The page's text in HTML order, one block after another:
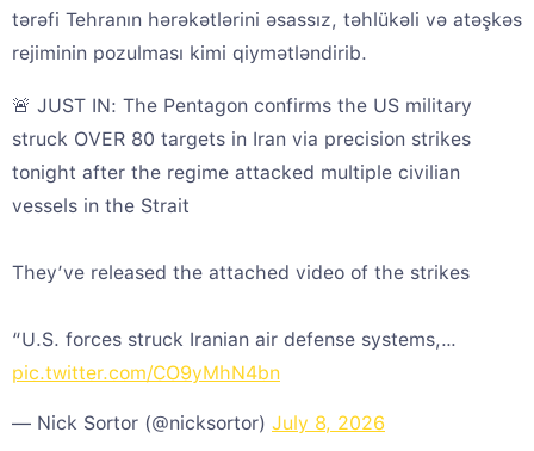
tərəfi Tehranın hərəkətlərini əsassız, təhlükəli və atəşkəs
rejiminin pozulması kimi qiymətləndirib.
🚨 JUST IN: The Pentagon confirms the US military
struck OVER 80 targets in Iran via precision strikes
tonight after the regime attacked multiple civilian
vessels in the Strait
They’ve released the attached video of the strikes
“U.S. forces struck Iranian air defense systems,…
pic.twitter.com/CO9yMhN4bn
— Nick Sortor (@nicksortor) July 8, 2026